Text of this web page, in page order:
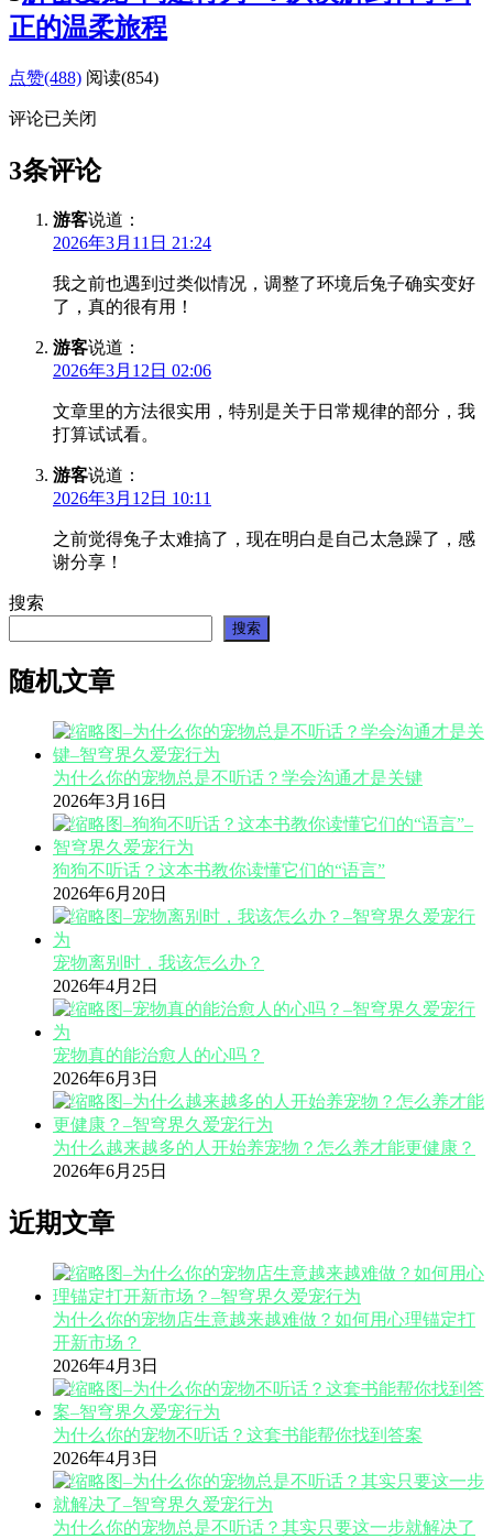
正的温柔旅程
点赞(488) 阅读(854)
评论已关闭
3条评论
游客说道：
2026年3月11日 21:24
我之前也遇到过类似情况，调整了环境后兔子确实变好
了，真的很有用！
游客说道：
2026年3月12日 02:06
文章里的方法很实用，特别是关于日常规律的部分，我
打算试试看。
游客说道：
2026年3月12日 10:11
之前觉得兔子太难搞了，现在明白是自己太急躁了，感
谢分享！
搜索
搜索
随机文章
为什么你的宠物总是不听话？学会沟通才是关键
2026年3月16日
狗狗不听话？这本书教你读懂它们的“语言”
2026年6月20日
宠物离别时，我该怎么办？
2026年4月2日
宠物真的能治愈人的心吗？
2026年6月3日
为什么越来越多的人开始养宠物？怎么养才能更健康？
2026年6月25日
近期文章
为什么你的宠物店生意越来越难做？如何用心理锚定打
开新市场？
2026年4月3日
为什么你的宠物不听话？这套书能帮你找到答案
2026年4月3日
为什么你的宠物总是不听话？其实只要这一步就解决了